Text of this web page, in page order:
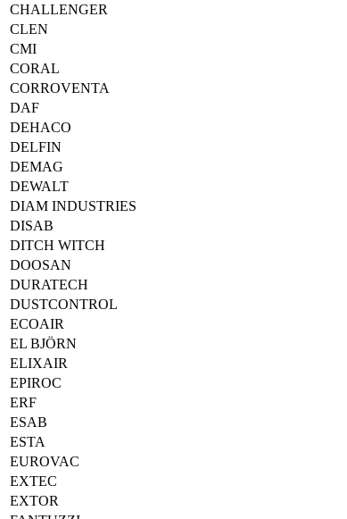
CHALLENGER
CLEN
CMI
CORAL
CORROVENTA
DAF
DEHACO
DELFIN
DEMAG
DEWALT
DIAM INDUSTRIES
DISAB
DITCH WITCH
DOOSAN
DURATECH
DUSTCONTROL
ECOAIR
EL BJÖRN
ELIXAIR
EPIROC
ERF
ESAB
ESTA
EUROVAC
EXTEC
EXTOR